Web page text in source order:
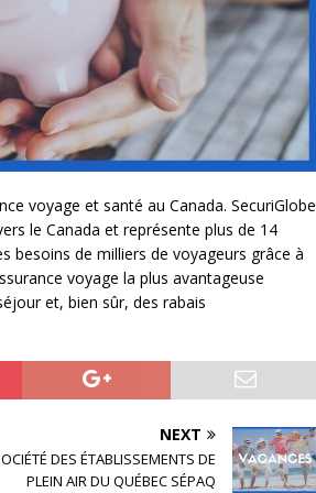
voyage et santé au Canada. SecuriGlobe
le Canada et représente plus de 14
besoins de milliers de voyageurs grâce à
voyage la plus avantageuse
et, bien sûr, des rabais
NEXT
DES ÉTABLISSEMENTS DE
PLEIN AIR DU QUÉBEC SÉPAQ